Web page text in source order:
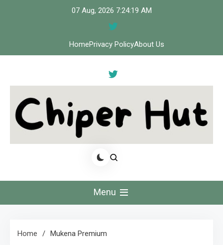
07 Aug, 2026 7:24:20 AM
HomePrivacy PolicyAbout Us
Cipher Hut
Menu
Home Mukena Premium